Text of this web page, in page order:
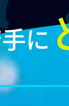
に